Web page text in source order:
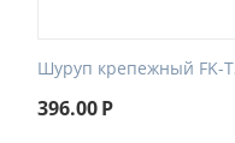
Шуруп крепежный FK-
396.00Р